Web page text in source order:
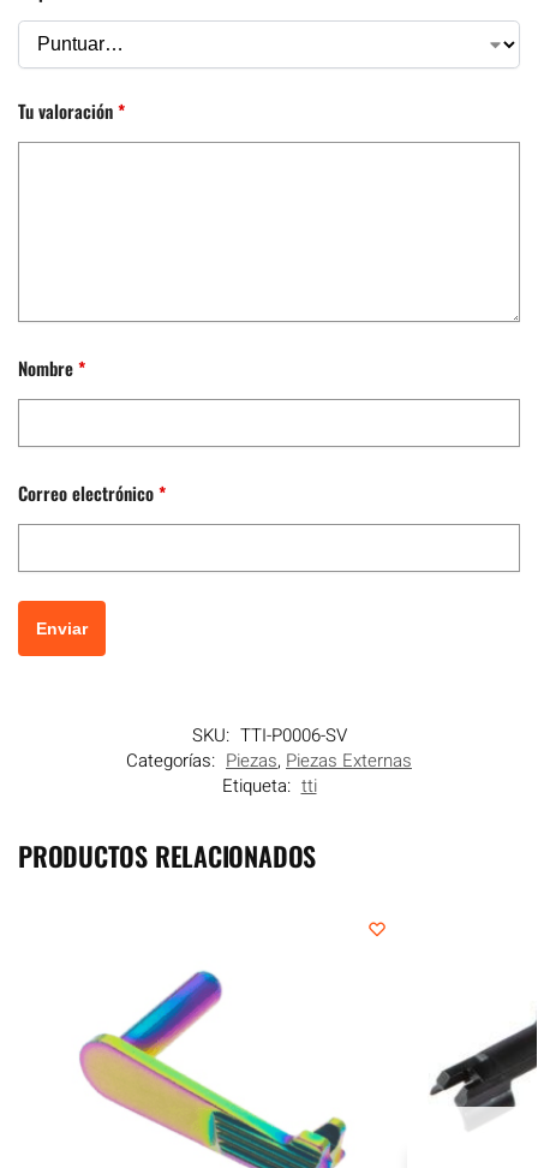
Tu valoración*
Nombre*
Correo electrónico*
SKU: TTI-P0006-SV
Categorías: Piezas, Piezas Externas
Etiqueta: tti
PRODUCTOS RELACIONADOS